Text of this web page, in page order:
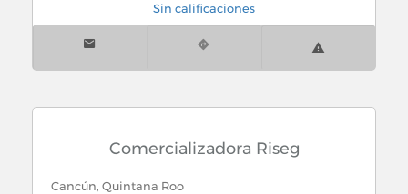
Sin calificaciones
Comercializadora Riseg
Cancún, Quintana Roo